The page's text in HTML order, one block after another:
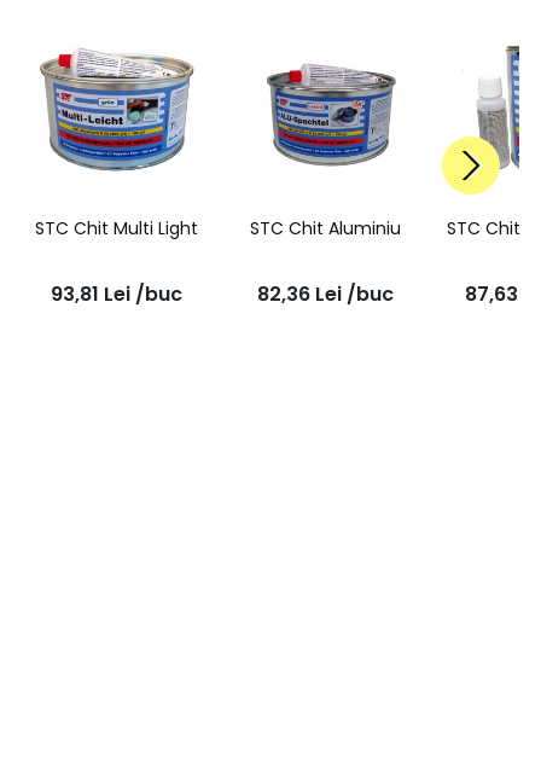
STC Chit Multi Light
93,81 Lei /buc
STC Chit Aluminiu
82,36 Lei /buc
STC Chit
87,63